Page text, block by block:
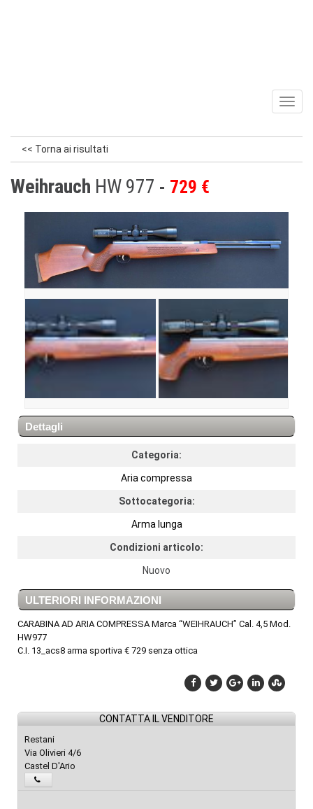
<< Torna ai risultati
Weihrauch HW 977 729 €
Dettagli
Categoria:
Aria compressa
Sottocategoria:
Arma lunga
Condizioni articolo:
Nuovo
ULTERIORI INFORMAZIONI
CARABINA AD ARIA COMPRESSA Marca “WEIHRAUCH” Cal. 4,5 Mod.
HW977
C.I. 13_acs8 arma sportiva € 729 senza ottica
CONTATTA IL VENDITORE
Restani
Via Olivieri 4/6
Castel D'Ario